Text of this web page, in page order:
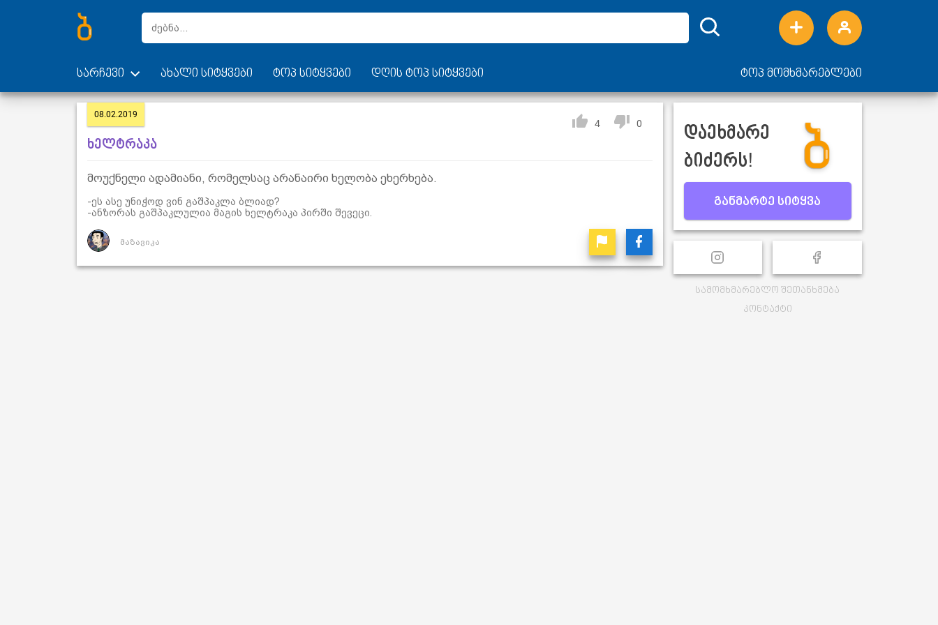
სარჩევი ახალი სიტყვები ტოპ სიტყვები დღის ტოპ სიტყვები ტოპ მომხმარებლები
08.02.2019
4 0
ხელტრაკა
მოუქნელი ადამიანი, რომელსაც არანაირი ხელობა ეხერხება.
-ეს ასე უნიჭოდ ვინ გაშპაკლა ბლიად?
-ანზორას გაშპაკლულია მაგის ხელტრაკა პირში შევეცი.
მაზავიკა
დაეხმარე
ბიძერს!
განმარტე სიტყვა
სამომხმარებლო შეთანხმება
კონტაქტი